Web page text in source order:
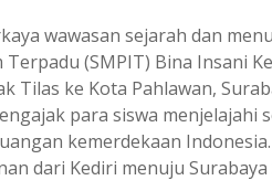
wawasan sejarah dan
(SMPIT) Bina Insani
Tilas ke Kota Pahlawan,
para siswa menjelajahi
kemerdekaan
dari Kediri menuju Surabaya